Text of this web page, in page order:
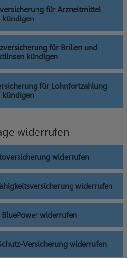
für Arzneitmittel
kündigen
für Brillen und
kündigen
für Lohnfortzahlung
kündigen
widerrufen
widerrufen
widerrufen
widerrufen
Versicherung widerrufen